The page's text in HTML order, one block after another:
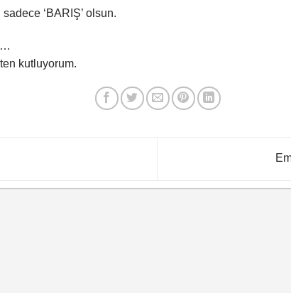
‘BARIŞ’ olsun.
kutluyorum.